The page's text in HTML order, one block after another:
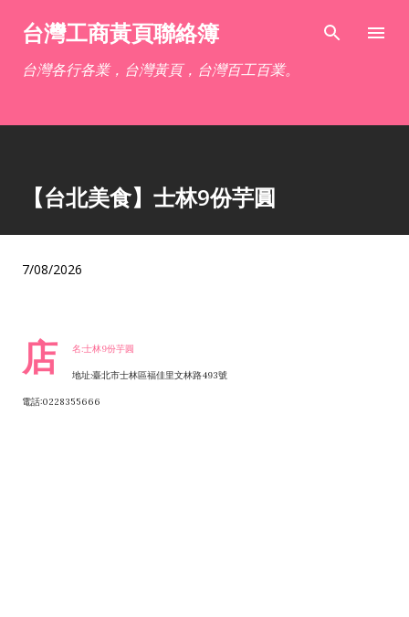
跳到主要內容
台灣工商黃頁聯絡簿
台灣各行各業，台灣黃頁，台灣百工百業。
【台北美食】士林9份芋圓
7/08/2026
店 名:士林9份芋圓
地址:臺北市士林區福佳里文林路493號
電話:0228355666